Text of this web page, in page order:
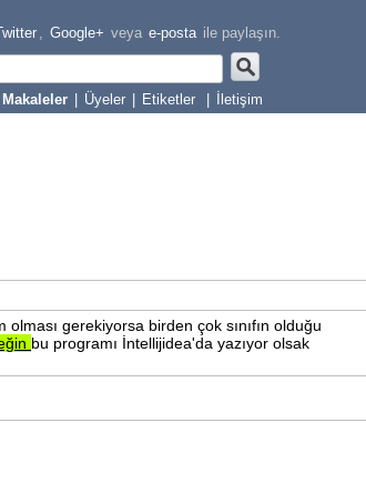
, Google+ veya e-posta ile paylaşın.
Makaleler Üyeler Etiketler İletişim
gerekiyorsa birden çok sınıfın olduğu
bu programı İntellijidea'da yazıyor olsak